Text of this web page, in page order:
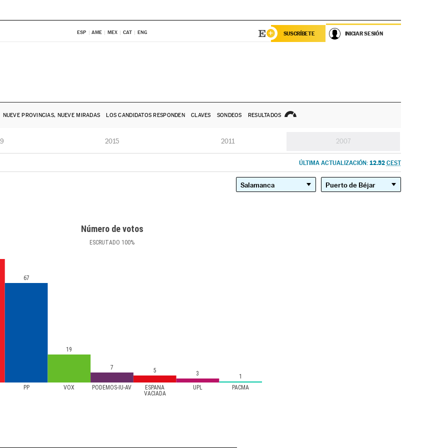
ESP AME MEX CAT ENG SUSCRÍBETE INICIAR SESIÓN
NUEVE PROVINCIAS, NUEVE MIRADAS LOS CANDIDATOS RESPONDEN CLAVES SONDEOS RESULTADOS
2015 2011 2007
ÚLTIMA ACTUALIZACIÓN: 12.52 CEST
Número de votos
ESCRUTADO 100%
PP VOX PODEMOS-IU-AV
ESPAÑA
VACIADA
UPL PACMA
67
19
7 5 3 1